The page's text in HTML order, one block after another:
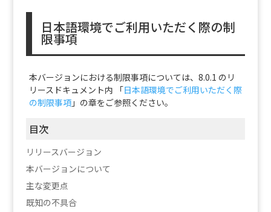
日本語環境でご利用いただく際の制
限事項
本バージョンにおける制限事項については、8.0.1 のリ
リースドキュメント内 「日本語環境でご利用いただく際
の制限事項」の章をご参照ください。
目次
リリースバージョン
本バージョンについて
主な変更点
既知の不具合